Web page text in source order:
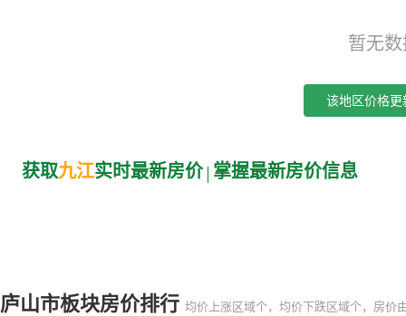
暂无
该地区价格更
获取九江实时最新房价 掌握最新房价信息
庐山市板块房价排行 均价上涨区域个，均价下跌区域个，房价